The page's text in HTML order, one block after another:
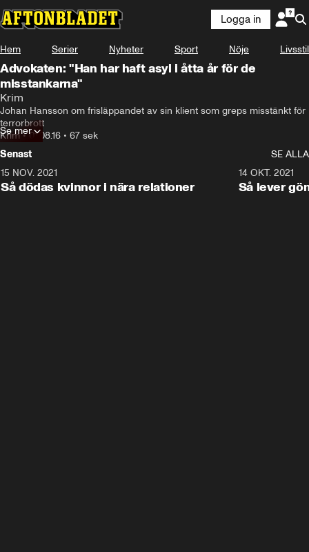
Logga in
Hem Serier Nyheter Sport Nöje Livsstil
Advokaten: "Han har haft asyl i åtta år för de
misstankarna"
Krim
Johan Hansson om frisläppandet av sin klient som greps misstänkt för
terrorbrott
Krim•01.08.16 • 67 sek
Se mer
Senast
SE ALLA
15 NOV. 2021
Så dödas kvinnor i nära relationer
14 OKT. 2021
Så lever